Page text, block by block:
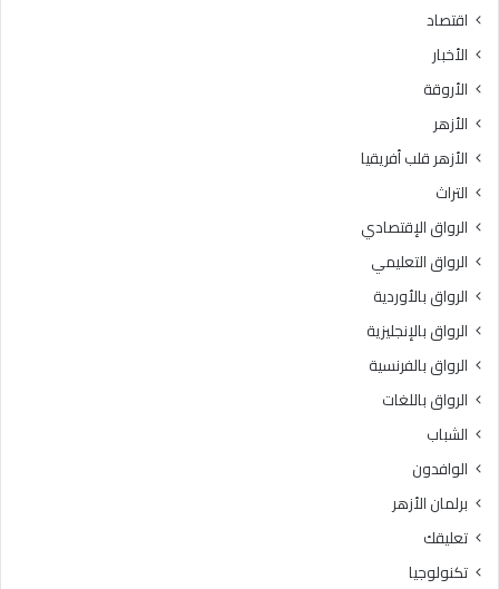
اقتصاد
الأخبار
الأروقة
الأزهر
الأزهر قلب أفريقيا
التراث
الرواق الإقتصادي
الرواق التعليمي
الرواق بالأوردية
الرواق بالإنجليزية
الرواق بالفرنسية
الرواق باللغات
الشباب
الوافدون
برلمان الأزهر
تعليقك
تكنولوجيا